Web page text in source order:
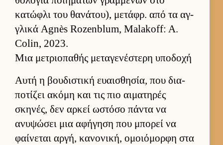
κατώφλι του θανάτου), μετάφρ. από τα αγ­
γλικά Agnès Rozenblum, Malakoff: A.
Colin, 2023.
Μια μετριοπαθής μεταγενέστερη υποδοχή
Αυτή η βου­διστική ευαι­σθησία, που δια­
ποτίζει ακόμη και τις πιο αι­ματηρές
σκηνές, δεν αρ­κεί ωστόσο πάντα να
ανυψώσει μια αφήγηση που μπορεί να
φαί­νεται αρ­γή, κανονική, ομοιόμορφη στα